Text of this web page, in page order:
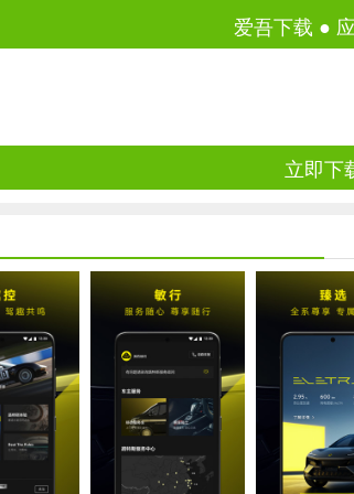
爱吾下载 ●
立即下